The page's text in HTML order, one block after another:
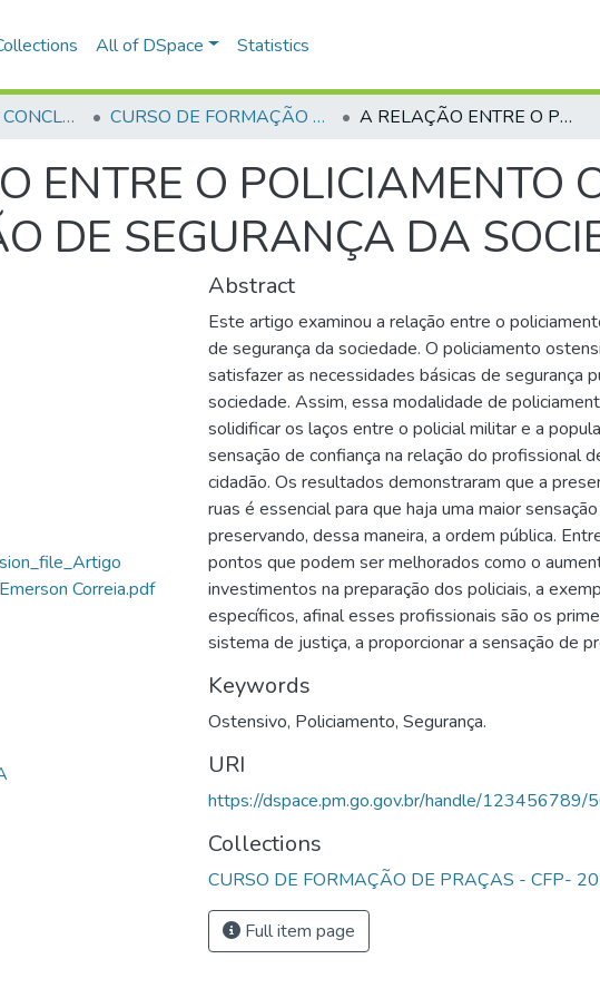
All of DSpace Statistics
TRABALHOS DE CONCLUSÃO DE CURSO - CFP (CURSO DE FORMAÇÃO DE PRAÇAS) CURSO DE FORMAÇÃO DE PRAÇAS - CFP- 2025 - 2ª Turma A RELAÇÃO ENTRE O POLICIAMENTO OSTENSIVO E A PERCEPÇÃO DE SEGURANÇA DA SOCIEDADE
ENTRE O POLICIAMENTO
DE SEGURANÇA DA
Correia.pdf
Abstract
Este artigo examinou a relação entre o
de segurança da sociedade. O policiamento
satisfazer as necessidades básicas de segurança
sociedade. Assim, essa modalidade de
solidificar os laços entre o policial militar e a
sensação de confiança na relação do profissional
cidadão. Os resultados demonstraram que a
ruas é essencial para que haja uma maior
preservando, dessa maneira, a ordem pública.
pontos que podem ser melhorados como o
investimentos na preparação dos policiais, a
específicos, afinal esses profissionais são os
sistema de justiça, a proporcionar a sensação de
Keywords
Ostensivo, Policiamento, Segurança.
URI
https://dspace.pm.go.gov.br/handle/123456789/
Collections
CURSO DE FORMAÇÃO DE PRAÇAS - CFP-
Full item page